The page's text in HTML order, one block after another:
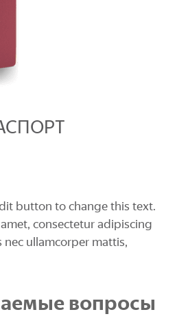
button to change this text.
consectetur adipiscing
ullamcorper mattis,
вопросы